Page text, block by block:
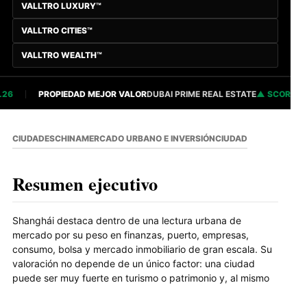
VALLTRO LUXURY™
VALLTRO CITIES™
VALLTRO WEALTH™
PROPIEDAD MEJOR VALORDUBAI PRIME REAL ESTATE SCORE
CIUDADESCHINAMERCADO URBANO E INVERSIÓNCIUDAD
Resumen ejecutivo
Shanghái destaca dentro de una lectura urbana de
mercado por su peso en finanzas, puerto, empresas,
consumo, bolsa y mercado inmobiliario de gran escala. Su
valoración no depende de un único factor: una ciudad
puede ser muy fuerte en turismo o patrimonio y, al mismo